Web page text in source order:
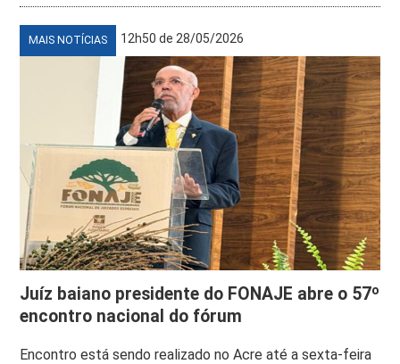
MAIS NOTÍCIAS 12h50 de 28/05/2026
Juíz baiano presidente do FONAJE abre o 57º
encontro nacional do fórum
Encontro está sendo realizado no Acre até a sexta-feira